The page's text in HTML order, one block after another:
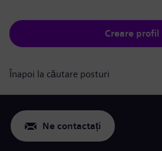
Creare profil
Înapoi la căutare posturi
Ne contactați